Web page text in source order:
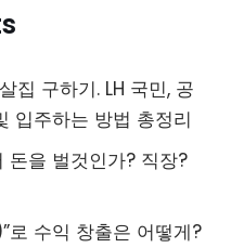
집 구하기. LH 국민, 공
입주하는 방법 총정리
돈을 벌것인가? 직장?
수익 창출은 어떻게?